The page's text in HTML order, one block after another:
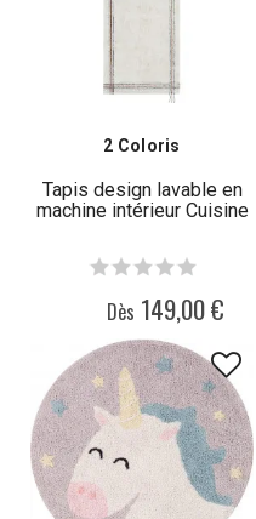
2 Coloris
Tapis design lavable en
machine intérieur Cuisine
Dès 149,00 €